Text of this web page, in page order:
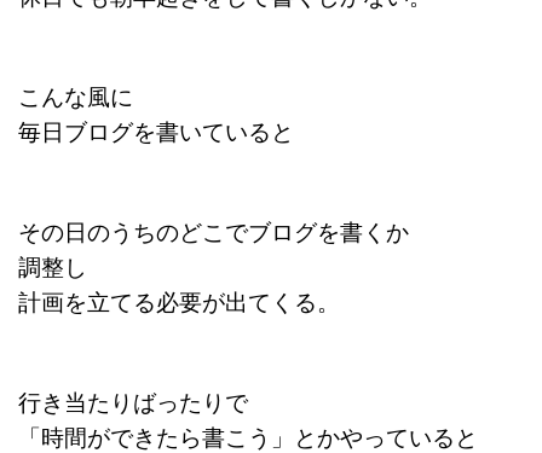
こんな風に
毎日ブログを書いていると
その日のうちのどこでブログを書くか
調整し
計画を立てる必要が出てくる。
行き当たりばったりで
「時間ができたら書こう」とかやっていると